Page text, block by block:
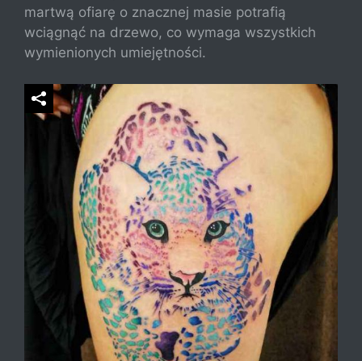
martwą ofiarę o znacznej masie potrafią
wciągnąć na drzewo, co wymaga wszystkich
wymienionych umiejętności.